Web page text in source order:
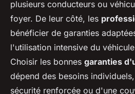
plusieurs conducteurs ou
foyer. De leur côté, les
bénéficier de garanties
l'utilisation intensive du
Choisir les bonnes garanties
dépend des besoins
sécurité renforcée ou d'une